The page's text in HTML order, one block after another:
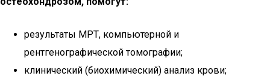
результаты МРТ, компьютерной и
рентгенографической томографии;
клинический (биохимический) анализ крови;